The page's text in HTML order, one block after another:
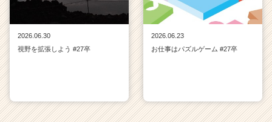
2026.06.30
視野を拡張しよう #27卒
2026.06.23
お仕事はパズルゲーム #27卒